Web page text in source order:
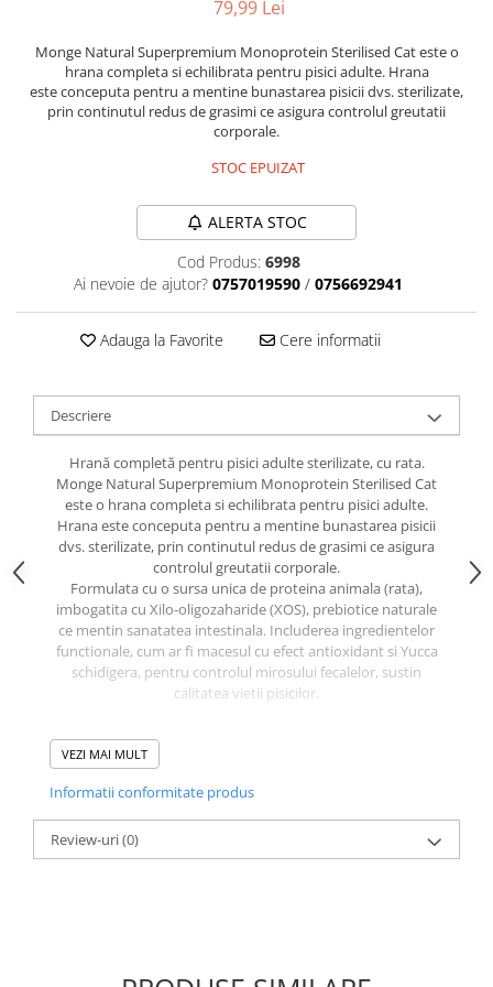
Platinum
Prestige
Hrana umeda
Batoane branza Yak
Castroane si Dozatoare
Custi si Genti de Transport
Hainute
Inghetata
Lemne si coarne de cerb sau
caprior
Lese, Zgarzi & Hamuri
Perii si Piepteni
Produse Igiena si Ingrijire
Saltele cu efect de racire
Suplimente
79,99 Lei
Monge Natural Superpremium Monoprotein Sterilised Cat este o
hrana completa si echilibrata pentru pisici adulte. Hrana
este conceputa pentru a mentine bunastarea pisicii dvs. sterilizate,
prin continutul redus de grasimi ce asigura controlul greutatii
corporale.
STOC EPUIZAT
ALERTA STOC
Cod Produs: 6998
Ai nevoie de ajutor? 0757019590 / 0756692941
Adauga la Favorite Cere informatii
Descriere
Hrană completă pentru pisici adulte sterilizate, cu rata.
Monge Natural Superpremium Monoprotein Sterilised Cat
este o hrana completa si echilibrata pentru pisici adulte.
Hrana este conceputa pentru a mentine bunastarea pisicii
dvs. sterilizate, prin continutul redus de grasimi ce asigura
controlul greutatii corporale.
Formulata cu o sursa unica de proteina animala (rata),
imbogatita cu Xilo-oligozaharide (XOS), prebiotice naturale
ce mentin sanatatea intestinala. Includerea ingredientelor
functionale, cum ar fi macesul cu efect antioxidant si Yucca
schidigera, pentru controlul mirosului fecalelor, sustin
calitatea vietii pisicilor.
Rata (carne proaspata 10% si deshidratata 26%), gluten
grasimi animale (continut de grasime din uleiul de rata
99,6%, conservat cu antioxidanti naturali), fibre de
mazare, Xilo-oligozaharide (XOS 3 g /kg), manan-
oligozaharide, Yucca schidigera.
VEZI MAI MULT
Informatii conformitate produs
Review-uri(0)